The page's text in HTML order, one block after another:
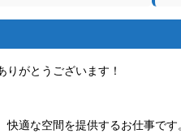
がとうございます！
適な空間を提供するお仕事で